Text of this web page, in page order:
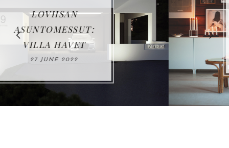
VUOSIKATSAUS
2021
03 JANUARY 2022